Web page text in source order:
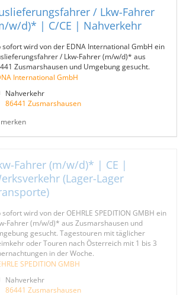
/ Lkw-Fahrer
w/d)* | C/CE | Nahverkehr
sofort wird von der EDNA International GmbH ein
/ Lkw-Fahrer (m/w/d)* aus
Zusmarshausen und Umgebung gesucht.
International GmbH
Nahverkehr
86441 Zusmarshausen
merken
Fahrer (m/w/d)* | CE |
(Lager-Lager
sofort wird von der OEHRLE SPEDITION GMBH ein
Fahrer (m/w/d)* aus Zusmarshausen und
gesucht. Tagestouren mit täglicher
oder Touren nach Österreich mit 1 bis 3
in der Woche.
SPEDITION GMBH
Nahverkehr
86441 Zusmarshausen